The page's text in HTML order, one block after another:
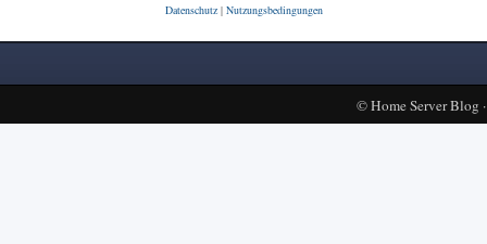
Datenschutz| Nutzungsbedingungen
©Home Server Blog